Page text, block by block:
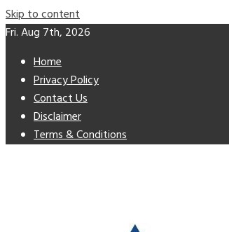
Skip to content
Fri. Aug 7th, 2026
Home
Privacy Policy
Contact Us
Disclaimer
Terms & Conditions